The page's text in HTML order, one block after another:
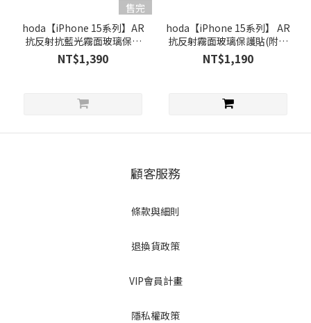
Pro (2)
iPhone15
Plus (2)
品
售完
hoda【iPhone 15系列】AR
抗反射抗藍光霧面玻璃保護
貼(附無塵艙貼膜神器)
NT$1,390
hoda【iPhone 15系列】 AR
抗反射霧面玻璃保護貼(附無
塵艙貼膜神器)
NT$1,190
顧客服務
條款與細則
退換貨政策
VIP會員計畫
隱私權政策